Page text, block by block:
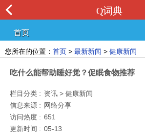
Q词典
首页
您所在的位置： 首页 > 最新新闻 > 健康新闻
吃什么能帮助睡好觉？促眠食物推荐
栏目分类 : 资讯 > 健康新闻
信息来源 : 网络分享
访问热度 : 651
更新时间 : 05-13